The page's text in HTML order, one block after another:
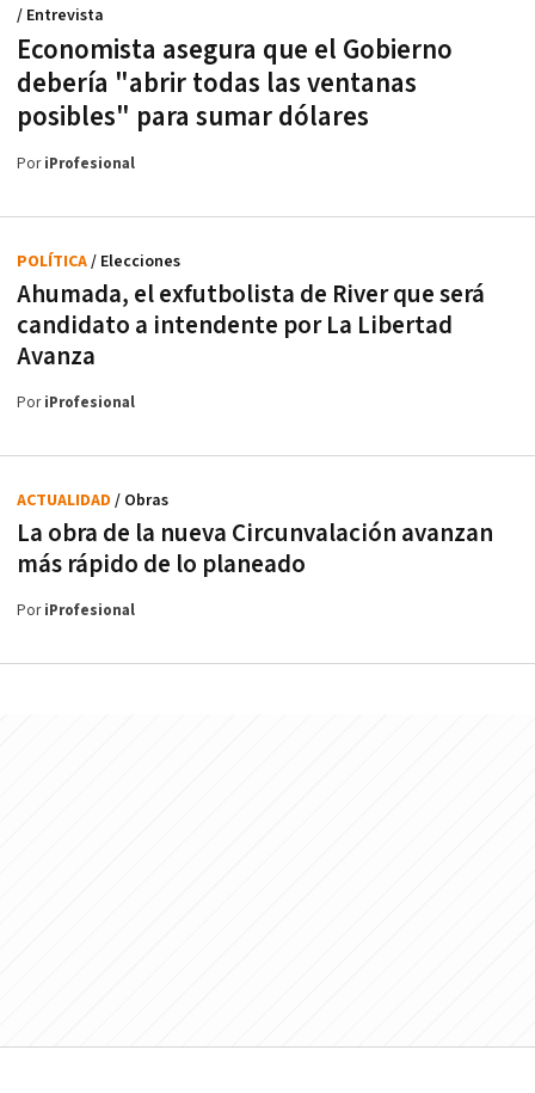
Economista asegura que el Gobierno
debería "abrir todas las ventanas
posibles" para sumar dólares
/ Entrevista
PoriProfesional
Ahumada, el exfutbolista de River que será
candidato a intendente por La Libertad
Avanza
POLÍTICA/ Elecciones
PoriProfesional
La obra de la nueva Circunvalación avanzan
más rápido de lo planeado
ACTUALIDAD / Obras
PoriProfesional